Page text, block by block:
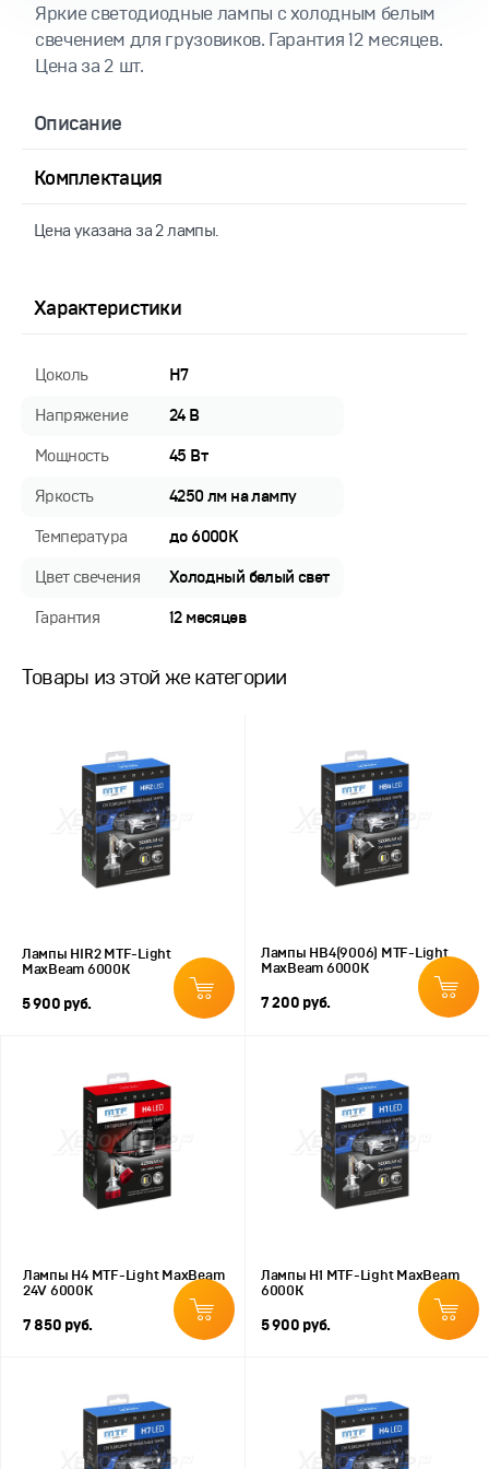
Яркие светодиодные лампы с холодным белым
свечением для грузовиков. Гарантия 12 месяцев.
Цена за 2 шт.
Описание
Комплектация
Цена указана за 2 лампы.
Характеристики
Цоколь H7
Напряжение 24 В
Мощность 45 Вт
Яркость 4250 лм на лампу
Температура до 6000K
Цвет свечения Холодный белый свет
Гарантия 12 месяцев
Товары из этой же категории
Лампы HIR2 MTF-Light
MaxBeam 6000К
5 900 руб.
Лампы HB4(9006) MTF-Light
MaxBeam 6000К
7 200 руб.
Лампы H4 MTF-Light MaxBeam
24V 6000K
7 850 руб.
Лампы H1 MTF-Light MaxBeam
6000К
5 900 руб.